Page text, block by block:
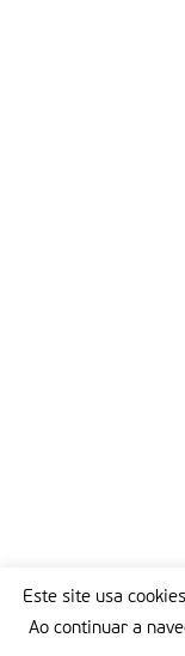
Este site usa
Ao continuar a